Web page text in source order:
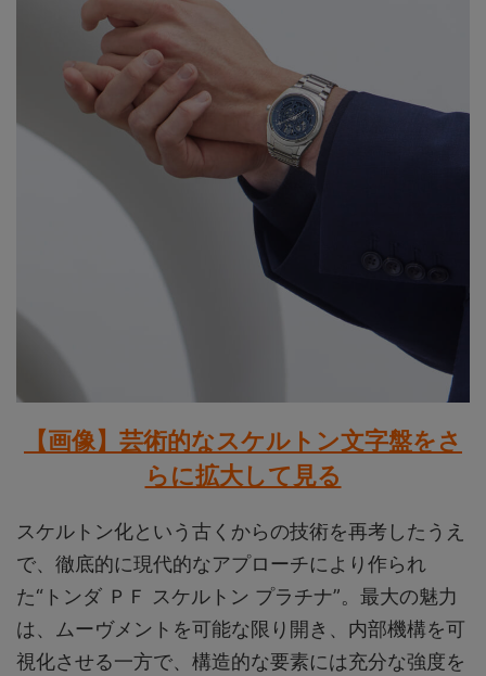
【画像】芸術的なスケルトン文字盤をさ
らに拡大して見る
スケルトン化という古くからの技術を再考したうえ
で、徹底的に現代的なアプローチにより作られ
た“トンダ ＰＦ スケルトン プラチナ”。最大の魅力
は、ムーヴメントを可能な限り開き、内部機構を可
視化させる一方で、構造的な要素には充分な強度を